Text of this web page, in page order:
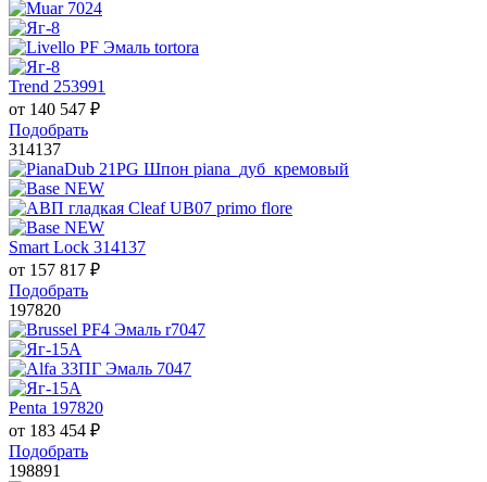
Trend 253991
от 140 547 ₽
Подобрать
314137
Smart Lock 314137
от 157 817 ₽
Подобрать
197820
Penta 197820
от 183 454 ₽
Подобрать
198891